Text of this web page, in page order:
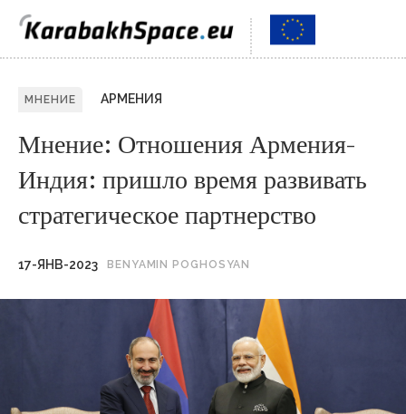
МНЕНИЕ АРМЕНИЯ
Мнение: Отношения Армения-
Индия: пришло время развивать
стратегическое партнерство
17-ЯНВ-2023 BENYAMIN POGHOSYAN